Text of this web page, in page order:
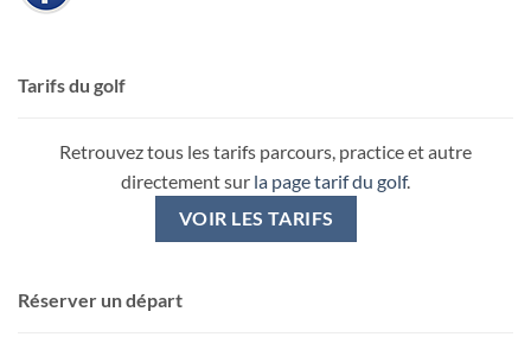
Tarifs du golf
Retrouvez tous les tarifs parcours, practice et autre
directement sur la page tarif du golf.
VOIR LES TARIFS
Réserver un départ